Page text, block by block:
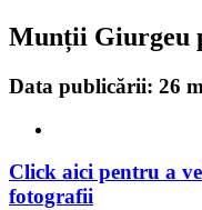
Munții Giurgeu
Data publicării: 26
Click aici pentru a
fotografii